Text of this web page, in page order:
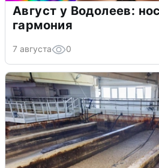
Август у Водолеев:
гармония
7 августа 0